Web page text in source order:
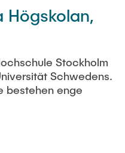
Högskolan,
Stockholm
Schwedens.
bestehen enge